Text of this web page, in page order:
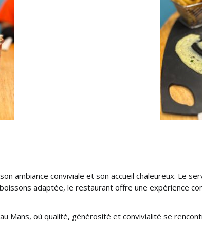
ambiance conviviale et son accueil chaleureux. Le
adaptée, le restaurant offre une expérience
Mans, où qualité, générosité et convivialité se